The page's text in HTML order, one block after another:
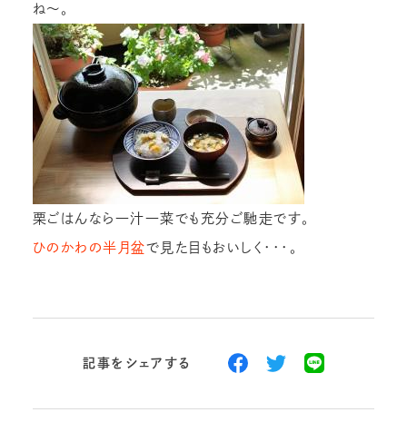
ね～。
栗ごはんなら一汁一菜でも充分ご馳走です。
ひのかわの半月盆で見た目もおいしく・・・。
記事をシェアする